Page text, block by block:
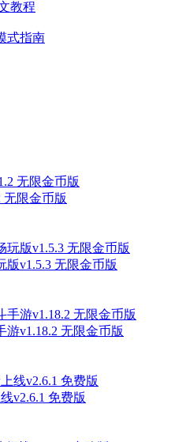
教程
式指南
无限金币版
v1.5.3 无限金币版
v1.18.2 无限金币版
v2.6.1 免费版